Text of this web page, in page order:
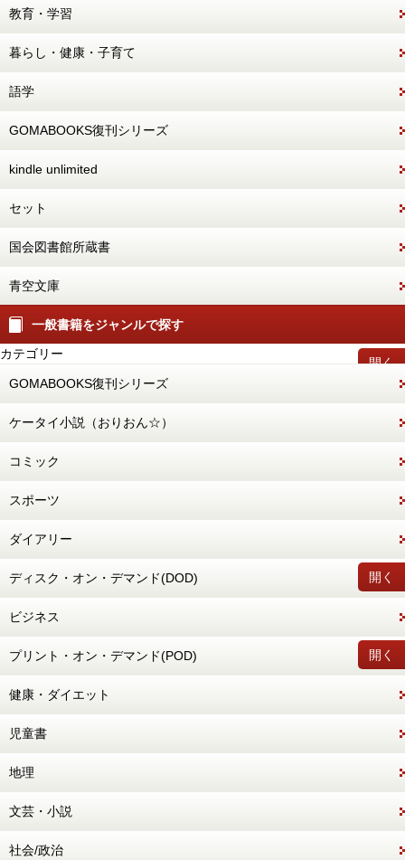
教育・学習
暮らし・健康・子育て
語学
GOMABOOKS復刊シリーズ
kindle unlimited
セット
国会図書館所蔵書
青空文庫
一般書籍をジャンルで探す
開く
カテゴリー
GOMABOOKS復刊シリーズ
ケータイ小説（おりおん☆）
コミック
スポーツ
ダイアリー
開く
ディスク・オン・デマンド(DOD)
ビジネス
開く
プリント・オン・デマンド(POD)
健康・ダイエット
児童書
地理
文芸・小説
社会/政治